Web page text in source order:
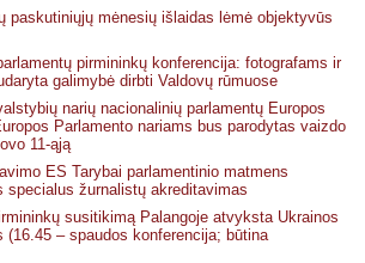
paskutiniųjų mėnesių išlaidas lėmė objektyvūs
pirmininkų konferencija: fotografams ir
galimybė dirbti Valdovų rūmuose
narių nacionalinių parlamentų Europos
Parlamento nariams bus parodytas vaizdo
11-ąją
ES Tarybai parlamentinio matmens
specialus žurnalistų akreditavimas
susitikimą Palangoje atvyksta Ukrainos
(16.45 – spaudos konferencija; būtina